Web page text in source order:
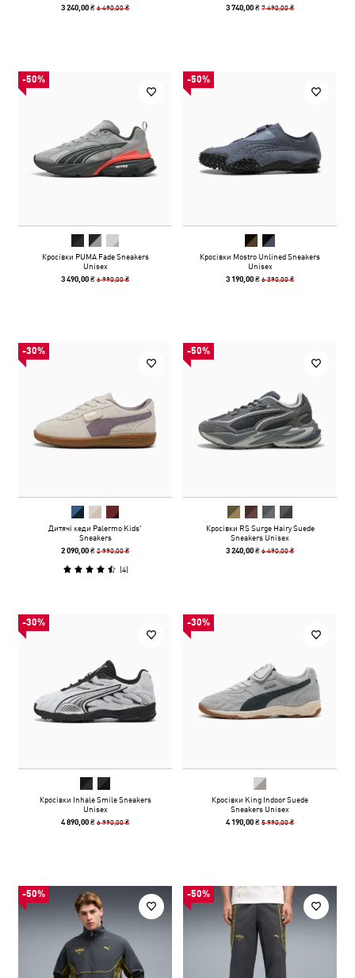
3 240,00 ₴6 490,00 ₴ 3 740,00 ₴7 490,00 ₴
-50%
Кросівки PUMA Fade Sneakers
Unisex
3 490,00 ₴6 990,00 ₴
-50%
Кросівки Mostro Unlined Sneakers
Unisex
3 190,00 ₴6 390,00 ₴
-30%
Дитячі кеди Palermo Kids'
Sneakers
2 090,00 ₴2 990,00 ₴
(4)
-50%
Кросівки RS Surge Hairy Suede
Sneakers Unisex
3 240,00 ₴6 490,00 ₴
-30%
Кросівки Inhale Smile Sneakers
Unisex
4 890,00 ₴6 990,00 ₴
-30%
Кросівки King Indoor Suede
Sneakers Unisex
4 190,00 ₴5 990,00 ₴
-50% -50%